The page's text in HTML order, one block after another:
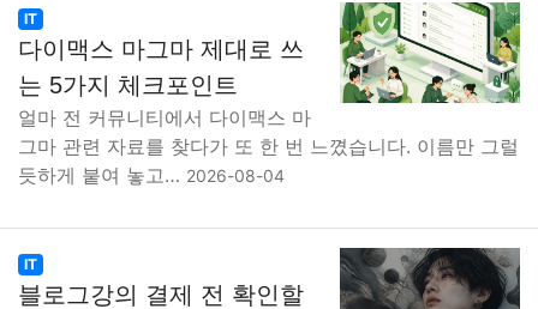
IT
다이맥스 마그마 제대로 쓰
는 5가지 체크포인트
얼마 전 커뮤니티에서 다이맥스 마
그마 관련 자료를 찾다가 또 한 번 느꼈습니다. 이름만 그럴
듯하게 붙여 놓고… 2026-08-04
IT
블로그강의 결제 전 확인할